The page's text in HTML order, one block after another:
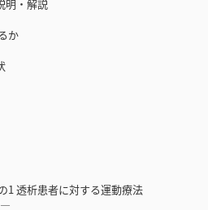
明・解説
か
1 透析患者に対する運動療法
―